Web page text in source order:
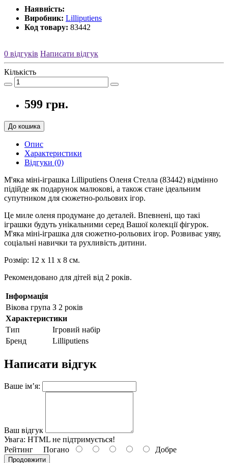
Наявність:
Виробник: Lilliputiens
Код товару: 83442
0 відгуків Написати відгук
Кількість
599 грн.
До кошика
Опис
Характеристики
Відгуки (0)
М'яка міні-іграшка Lilliputiens Оленя Стелла (83442) відмінно
підійде як подарунок малюкові, а також стане ідеальним
супутником для сюжетно-рольових ігор.
Це миле оленя продумане до деталей. Впевнені, що такі
іграшки будуть унікальними серед Вашої колекції фігурок.
М'яка міні-іграшка для сюжетно-рольових ігор. Розвиває уяву,
соціальні навички та рухливість дитини.
Розмір: 12 х 11 х 8 см.
Рекомендовано для дітей від 2 років.
Інформація
Вікова група З 2 років
Характеристики
Тип
Ігровий набір
Бренд
Lilliputiens
Написати відгук
Ваше ім’я:
Ваш відгук
Увага: HTML не підтримується!
Рейтинг Погано Добре
Продовжити